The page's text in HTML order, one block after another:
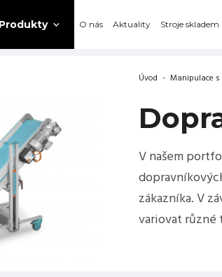
Produkty O nás Aktuality Stroje skladem
Úvod - Manipulace
V našem
zákazníka. V
variovat různé